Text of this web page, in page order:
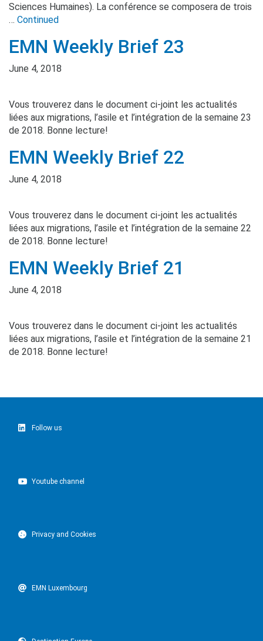
Sciences Humaines). La conférence se composera de trois
… Continued
EMN Weekly Brief 23
June 4, 2018
Vous trouverez dans le document ci-joint les actualités
liées aux migrations, l’asile et l’intégration de la semaine 23
de 2018. Bonne lecture!
EMN Weekly Brief 22
June 4, 2018
Vous trouverez dans le document ci-joint les actualités
liées aux migrations, l’asile et l’intégration de la semaine 22
de 2018. Bonne lecture!
EMN Weekly Brief 21
June 4, 2018
Vous trouverez dans le document ci-joint les actualités
liées aux migrations, l’asile et l’intégration de la semaine 21
de 2018. Bonne lecture!
Follow us
Youtube channel
Privacy and Cookies
EMN Luxembourg